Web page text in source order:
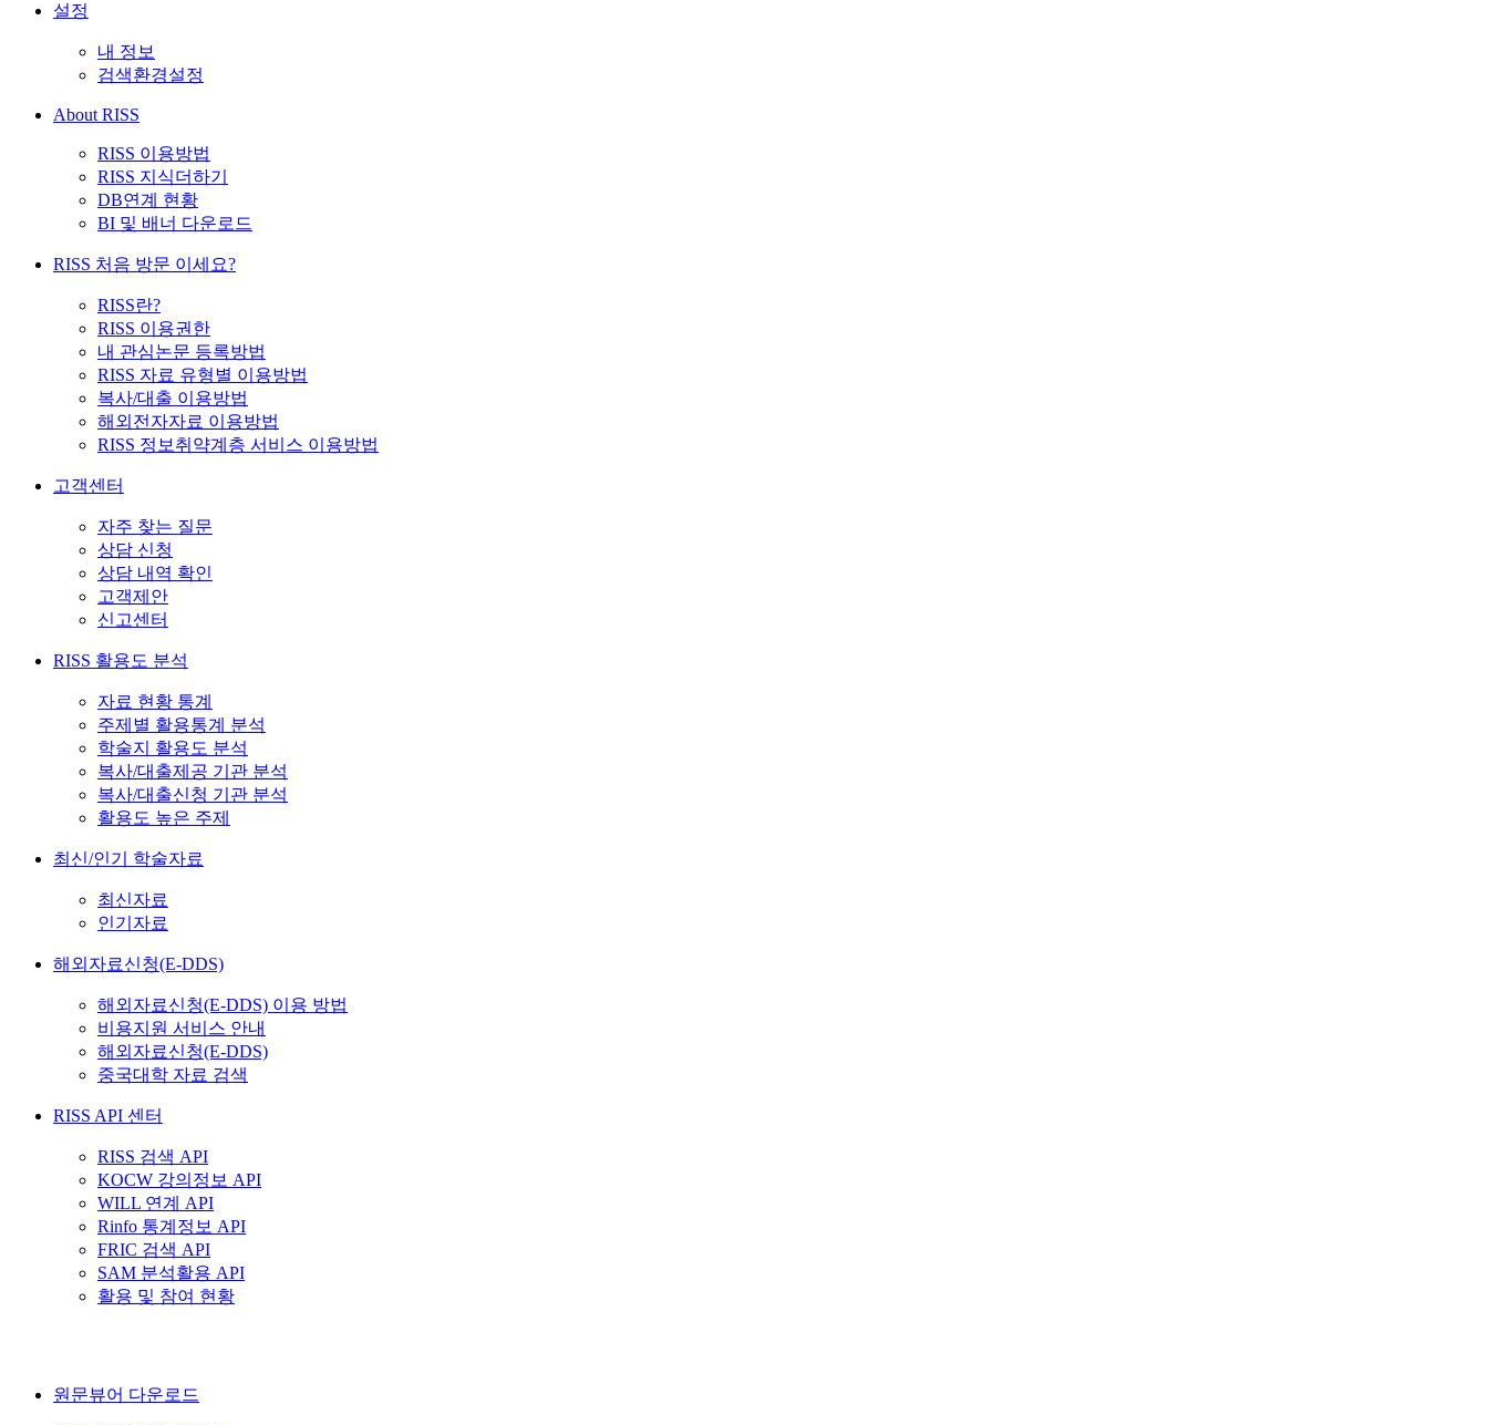
설정
내 정보
검색환경설정
About RISS
RISS 이용방법
RISS 지식더하기
DB연계 현황
BI 및 배너 다운로드
RISS 처음 방문 이세요?
RISS란?
RISS 이용권한
내 관심논문 등록방법
RISS 자료 유형별 이용방법
복사/대출 이용방법
해외전자자료 이용방법
RISS 정보취약계층 서비스 이용방법
고객센터
자주 찾는 질문
상담 신청
상담 내역 확인
고객제안
신고센터
RISS 활용도 분석
자료 현황 통계
주제별 활용통계 분석
학술지 활용도 분석
복사/대출제공 기관 분석
복사/대출신청 기관 분석
활용도 높은 주제
최신/인기 학술자료
최신자료
인기자료
해외자료신청(E-DDS)
해외자료신청(E-DDS) 이용 방법
비용지원 서비스 안내
해외자료신청(E-DDS)
중국대학 자료 검색
RISS API 센터
RISS 검색 API
KOCW 강의정보 API
WILL 연계 API
Rinfo 통계정보 API
FRIC 검색 API
SAM 분석활용 API
활용 및 참여 현황
원문뷰어 다운로드